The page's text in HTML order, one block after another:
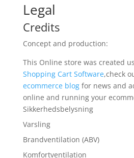
Legal
Credits
Concept and production:
This Online store was created
Shopping Cart Software,check
ecommerce blogfor news and
online and running your
Sikkerhedsbelysning
Varsling
Brandventilation (ABV)
Komfortventilation